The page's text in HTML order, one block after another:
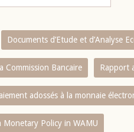
Documents d’Etude et d’Analyse
Commission Bancaire Rapport
adossés à la monnaie
Monetary Policy in WAMU